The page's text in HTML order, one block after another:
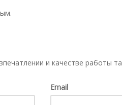
и качестве работы
Email